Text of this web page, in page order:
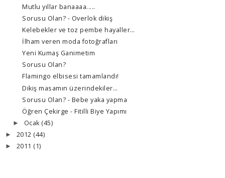
Mutlu yıllar banaaaa.....
Sorusu Olan? - Overlok dikiş
Kelebekler ve toz pembe hayaller…
İlham veren moda fotoğrafları
Yeni Kumaş Ganimetim
Sorusu Olan?
Flamingo elbisesi tamamlandı!
Dikiş masamın üzerindekiler…
Sorusu Olan? - Bebe yaka yapma
Öğren Çekirge - Fitilli Biye Yapımı
► Ocak (45)
► 2012 (44)
► 2011 (1)